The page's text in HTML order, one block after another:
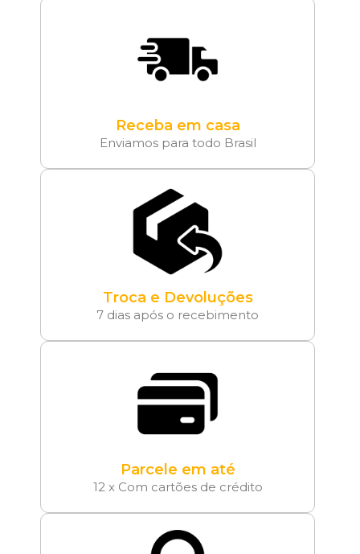
Receba em casa
Enviamos para todo Brasil
Troca e Devoluções
7 dias após o recebimento
Parcele em até
12 x Com cartões de crédito